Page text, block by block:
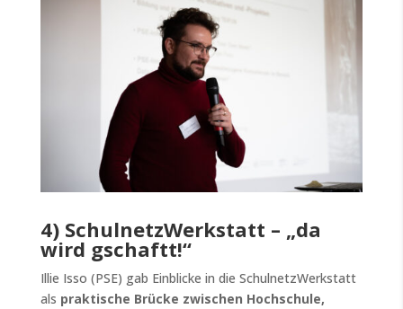
4) SchulnetzWerkstatt – „da
wird gschaftt!“
Illie Isso (PSE) gab Einblicke in die SchulnetzWerkstatt
als praktische Brücke zwischen Hochschule,